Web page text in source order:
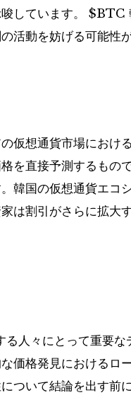
しています。 $BTC
活動を妨げる可能性
仮想通貨市場におけ
を直接予測するもの
韓国の仮想通貨エコ
は割引がさらに拡大
る人々にとって重要な
価格発見におけるロ
ついて結論を出す前